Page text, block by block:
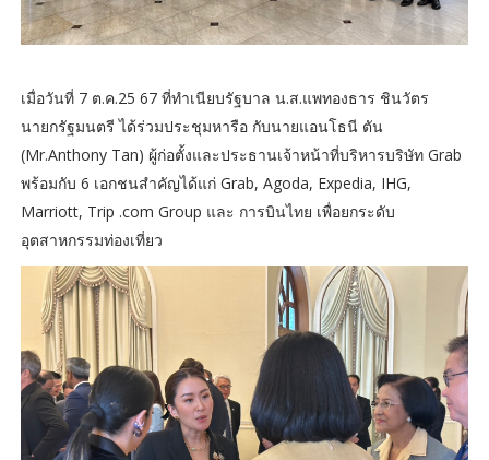
เมื่อวันที่ 7 ต.ค.25 67 ที่ทำเนียบรัฐบาล น.ส.แพทองธาร ชินวัตร
นายกรัฐมนตรี ได้ร่วมประชุมหารือ กับนายแอนโธนี ตัน
(Mr.Anthony Tan) ผู้ก่อตั้งและประธานเจ้าหน้าที่บริหารบริษัท Grab
พร้อมกับ 6 เอกชนสำคัญได้แก่ Grab, Agoda, Expedia, IHG,
Marriott, Trip .com Group และ การบินไทย เพื่อยกระดับ
อุตสาหกรรมท่องเที่ยว